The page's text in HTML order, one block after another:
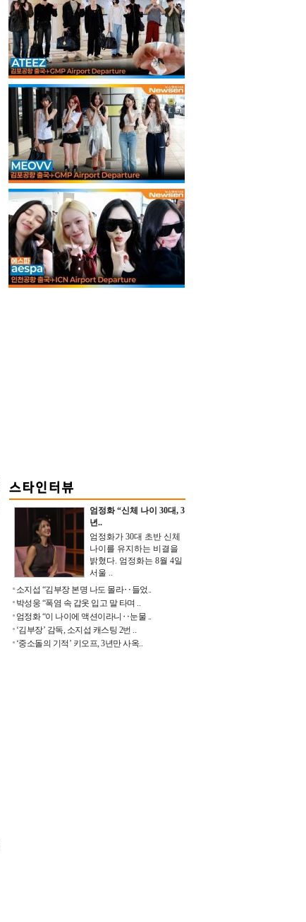
엄정화 “신체 나이 30대, 3
년..
엄정화가 30대 초반 신체
나이를 유지하는 비결을
밝혔다. 엄정화는 8월 4일
서울 ..
소지섭 “김부장 본명 나도 몰라‥들었..
박성웅 “폭염 속 갑옷 입고 말 타며 ..
엄정화 “이 나이에 액션이라니‥눈물 ..
‘김부장’ 감독, 소지섭 캐스팅 2번 ..
‘중소돌의 기적’ 키오프, 3년만 사옥..